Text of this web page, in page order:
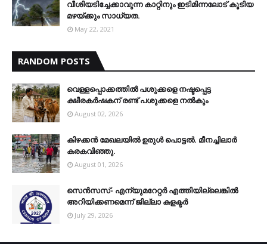
വീശിയടിച്ചേക്കാവുന്ന കാറ്റിനും ഇടിമിന്നലോട് കൂടിയ
മഴയ്ക്കും സാധ്യത.
May 22, 2021
RANDOM POSTS
വെള്ളപ്പൊക്കത്തില്‍ പശുക്കളെ നഷ്ടപ്പെട്ട
ക്ഷീരകര്‍ഷകന് രണ്ട് പശുക്കളെ നല്‍കും
August 02, 2026
കിഴക്കന്‍ മേഖലയില്‍ ഉരുള്‍ പൊട്ടല്‍. മീനച്ചിലാര്‍
കരകവിഞ്ഞു.
August 01, 2026
സെന്‍സസ്- എന്യുമറേറ്റര്‍ എത്തിയില്ലെങ്കില്‍
അറിയിക്കണമെന്ന് ജില്ലാ കളക്ടര്‍
July 29, 2026